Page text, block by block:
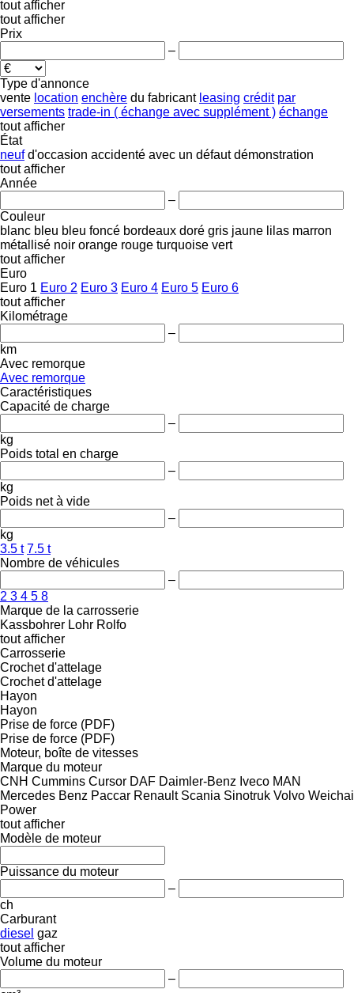
tout afficher
tout afficher
Prix
–
Type d'annonce
vente location enchère du fabricant leasing crédit par
versements trade-in ( échange avec supplément ) échange
tout afficher
État
neuf d'occasion accidenté avec un défaut démonstration
tout afficher
Année
–
Couleur
blanc bleu bleu foncé bordeaux doré gris jaune lilas marron
métallisé noir orange rouge turquoise vert
tout afficher
Euro
Euro 1 Euro 2 Euro 3 Euro 4 Euro 5 Euro 6
tout afficher
Kilométrage
–
km
Avec remorque
Avec remorque
Caractéristiques
Capacité de charge
–
kg
Poids total en charge
–
kg
Poids net à vide
–
kg
3.5 t 7.5 t
Nombre de véhicules
–
2 3 4 5 8
Marque de la carrosserie
Kassbohrer Lohr Rolfo
tout afficher
Carrosserie
Crochet d'attelage
Crochet d'attelage
Hayon
Hayon
Prise de force (PDF)
Prise de force (PDF)
Moteur, boîte de vitesses
Marque du moteur
CNH Cummins Cursor DAF Daimler-Benz Iveco MAN
Mercedes Benz Paccar Renault Scania Sinotruk Volvo Weichai
Power
tout afficher
Modèle de moteur
Puissance du moteur
–
ch
Carburant
diesel gaz
tout afficher
Volume du moteur
–